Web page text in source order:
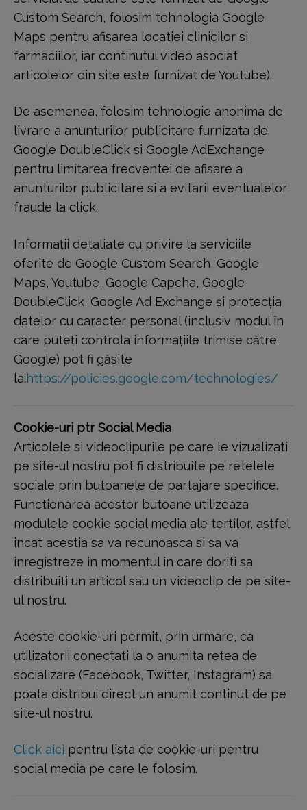
Custom Search, folosim tehnologia Google
Maps pentru afisarea locatiei clinicilor si
farmaciilor, iar continutul video asociat
articolelor din site este furnizat de Youtube).
De asemenea, folosim tehnologie anonima de
livrare a anunturilor publicitare furnizata de
Google DoubleClick si Google AdExchange
pentru limitarea frecventei de afisare a
anunturilor publicitare si a evitarii eventualelor
fraude la click.
Informații detaliate cu privire la serviciile
oferite de Google Custom Search, Google
Maps, Youtube, Google Capcha, Google
DoubleClick, Google Ad Exchange și protecția
datelor cu caracter personal (inclusiv modul în
care puteți controla informațiile trimise către
Google) pot fi găsite
la:https://policies.google.com/technologies/
Cookie-uri ptr Social Media
Articolele si videoclipurile pe care le vizualizati
pe site-ul nostru pot fi distribuite pe retelele
sociale prin butoanele de partajare specifice.
Functionarea acestor butoane utilizeaza
modulele cookie social media ale tertilor, astfel
incat acestia sa va recunoasca si sa va
inregistreze in momentul in care doriti sa
distribuiti un articol sau un videoclip de pe site-
ul nostru.
Aceste cookie-uri permit, prin urmare, ca
utilizatorii conectati la o anumita retea de
socializare (Facebook, Twitter, Instagram) sa
poata distribui direct un anumit continut de pe
site-ul nostru.
Click aici pentru lista de cookie-uri pentru
social media pe care le folosim.